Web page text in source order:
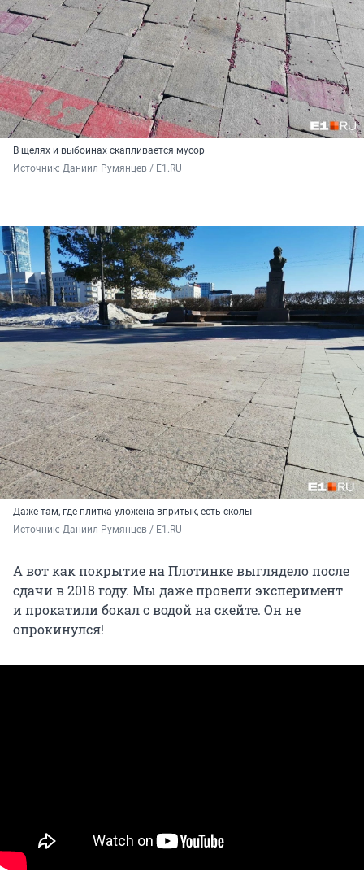
В щелях и выбоинах скапливается мусор
Источник: Даниил Румянцев / E1.RU
Даже там, где плитка уложена впритык, есть сколы
Источник: Даниил Румянцев / E1.RU
А вот как покрытие на Плотинке выглядело после
сдачи в 2018 году. Мы даже провели эксперимент
и прокатили бокал с водой на скейте. Он не
опрокинулся!